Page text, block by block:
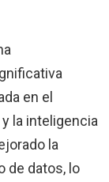
en el
la inteligencia
la
de datos, lo